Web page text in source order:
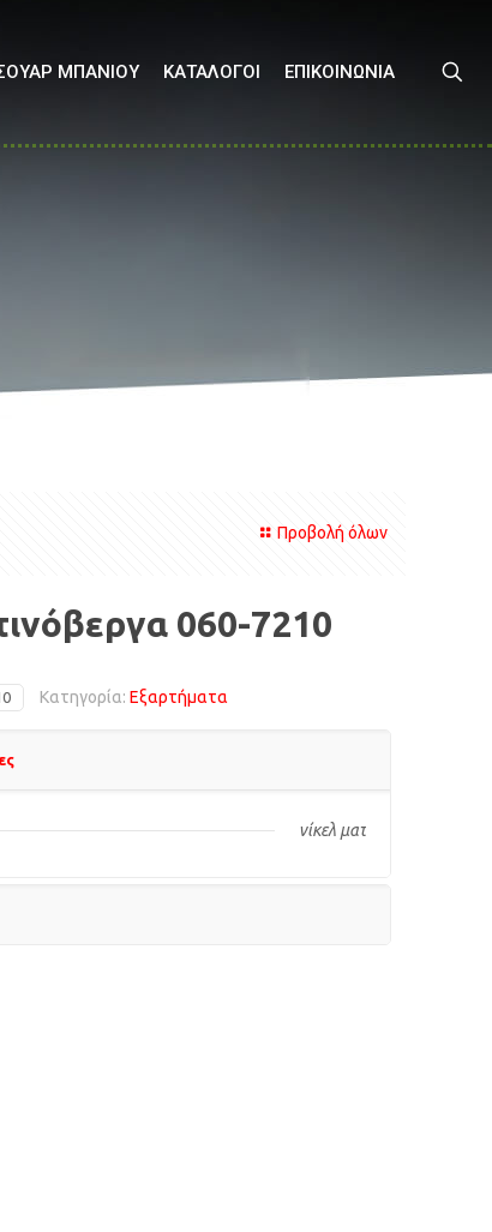
ΜΠΑΝΙΟΥ ΚΑΤΑΛΟΓΟΙ ΕΠΙΚΟΙΝΩΝΙΑ
Προβολή όλων
060-7210
Κατηγορία: Εξαρτήματα
νίκελ ματ